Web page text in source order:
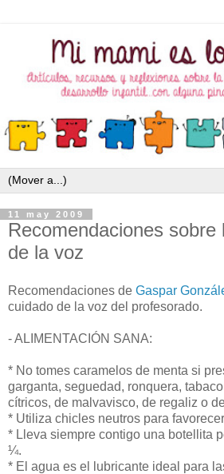
11 may 2009
Recomendaciones sobre
de la voz
Recomendaciones de Gaspar
cuidado de la voz del profesorado.
- ALIMENTACIÓN SANA:
* No tomes caramelos de menta si
garganta, seguedad, ronquera,
cítricos, de malvavisco, de regaliz o
* Utiliza chicles neutros para
* Lleva siempre contigo una botellita
¼.
* El agua es el lubricante ideal para